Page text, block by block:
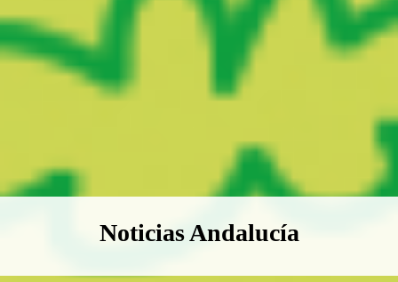
Boletín Noticias Andalucía
Noticias Andalucía